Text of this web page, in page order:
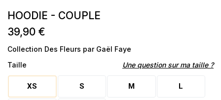
HOODIE - COUPLE
39,90 €
Collection Des Fleurs par Gaël Faye
Taille
Une question sur ma taille ?
XS S M L